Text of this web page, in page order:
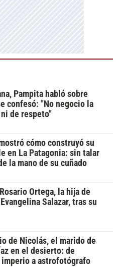
Pampita habló sobre
confesó: "No negocio la
de respeto"
cómo construyó su
en La Patagonia: sin talar
la mano de su cuñado
Ortega, la hija de
Salazar, tras su
de Nicolás, el marido de
en el desierto: de
imperio a astrofotógrafo